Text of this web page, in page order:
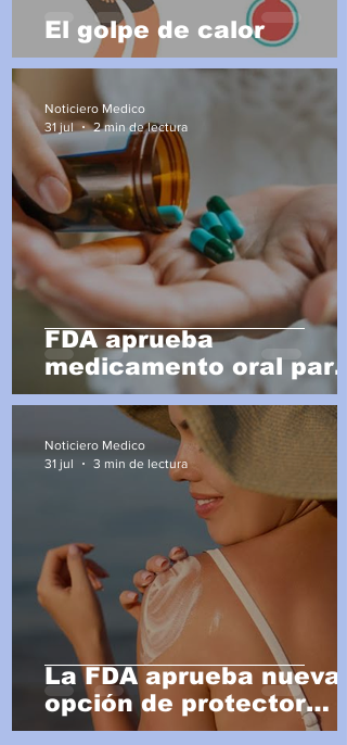
El golpe de calor
FDA aprueba
medicamento oral para
el colesterol
Noticiero Medico
31 jul
2 min de lectura
La FDA aprueba nueva
opción de protector
solar
Noticiero Medico
31 jul
3 min de lectura